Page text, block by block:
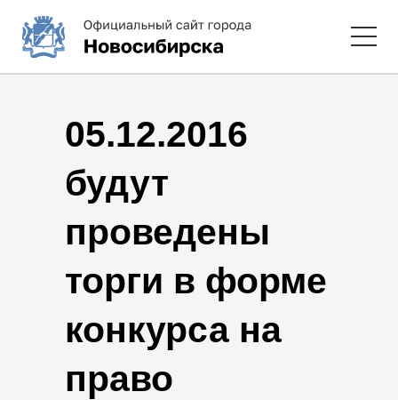
05.12.2016
будут
проведены
торги в форме
конкурса на
право